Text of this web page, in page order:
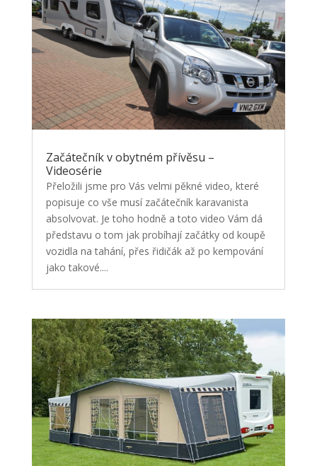
Začátečník v obytném přívěsu –
Videosérie
Přeložili jsme pro Vás velmi pěkné video, které
popisuje co vše musí začátečník karavanista
absolvovat. Je toho hodně a toto video Vám dá
představu o tom jak probíhají začátky od koupě
vozidla na tahání, přes řidičák až po kempování
jako takové....